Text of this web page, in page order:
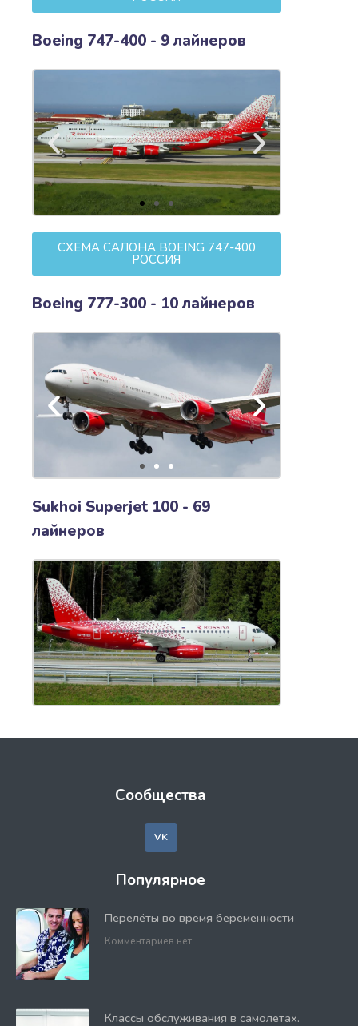
Boeing 747-400 - 9 лайнеров
СХЕМА САЛОНА BOEING 747-400
РОССИЯ
Boeing 777-300 - 10 лайнеров
Sukhoi Superjet 100 - 69
лайнеров
Сообщества
VK
Популярное
Перелёты во время беременности
Комментариев нет
Классы обслуживания в самолетах.